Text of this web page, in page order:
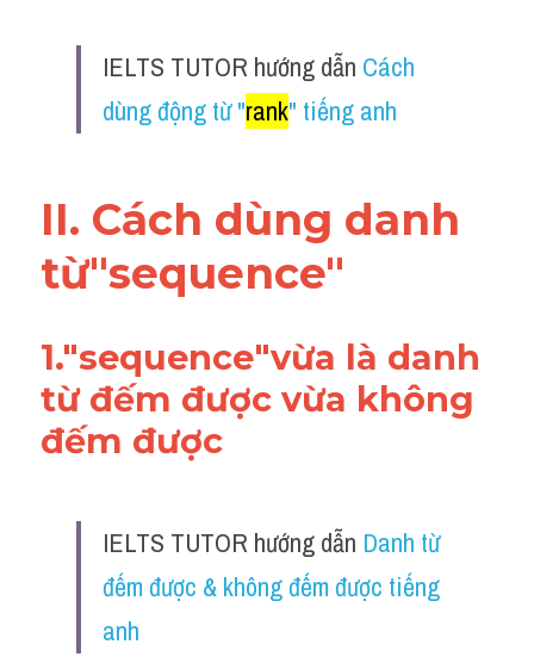
IELTS TUTOR hướng dẫn Cách
dùng động từ "rank" tiếng anh
II. Cách dùng danh
từ"sequence"
1."sequence"vừa là danh
từ đếm được vừa không
đếm được
IELTS TUTOR hướng dẫn Danh từ
đếm được & không đếm được tiếng
anh